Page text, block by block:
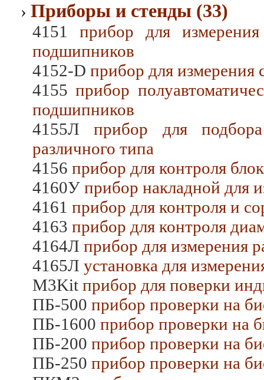
› Приборы и стенды (33)
4151
прибор для
подшипников
4152-D прибор для измерения
4155 прибор
подшипников
4155Л прибор для
различного типа
4156 прибор для контроля
4160У прибор накладной для
4161 прибор для контроля и
4163 прибор для контроля
4164Л прибор для измерения
4165Л установка для
M3Kit прибор для поверки
ПБ-500 прибор проверки на
ПБ-1600 прибор проверки на
ПБ-200 прибор проверки на
ПБ-250 прибор проверки на